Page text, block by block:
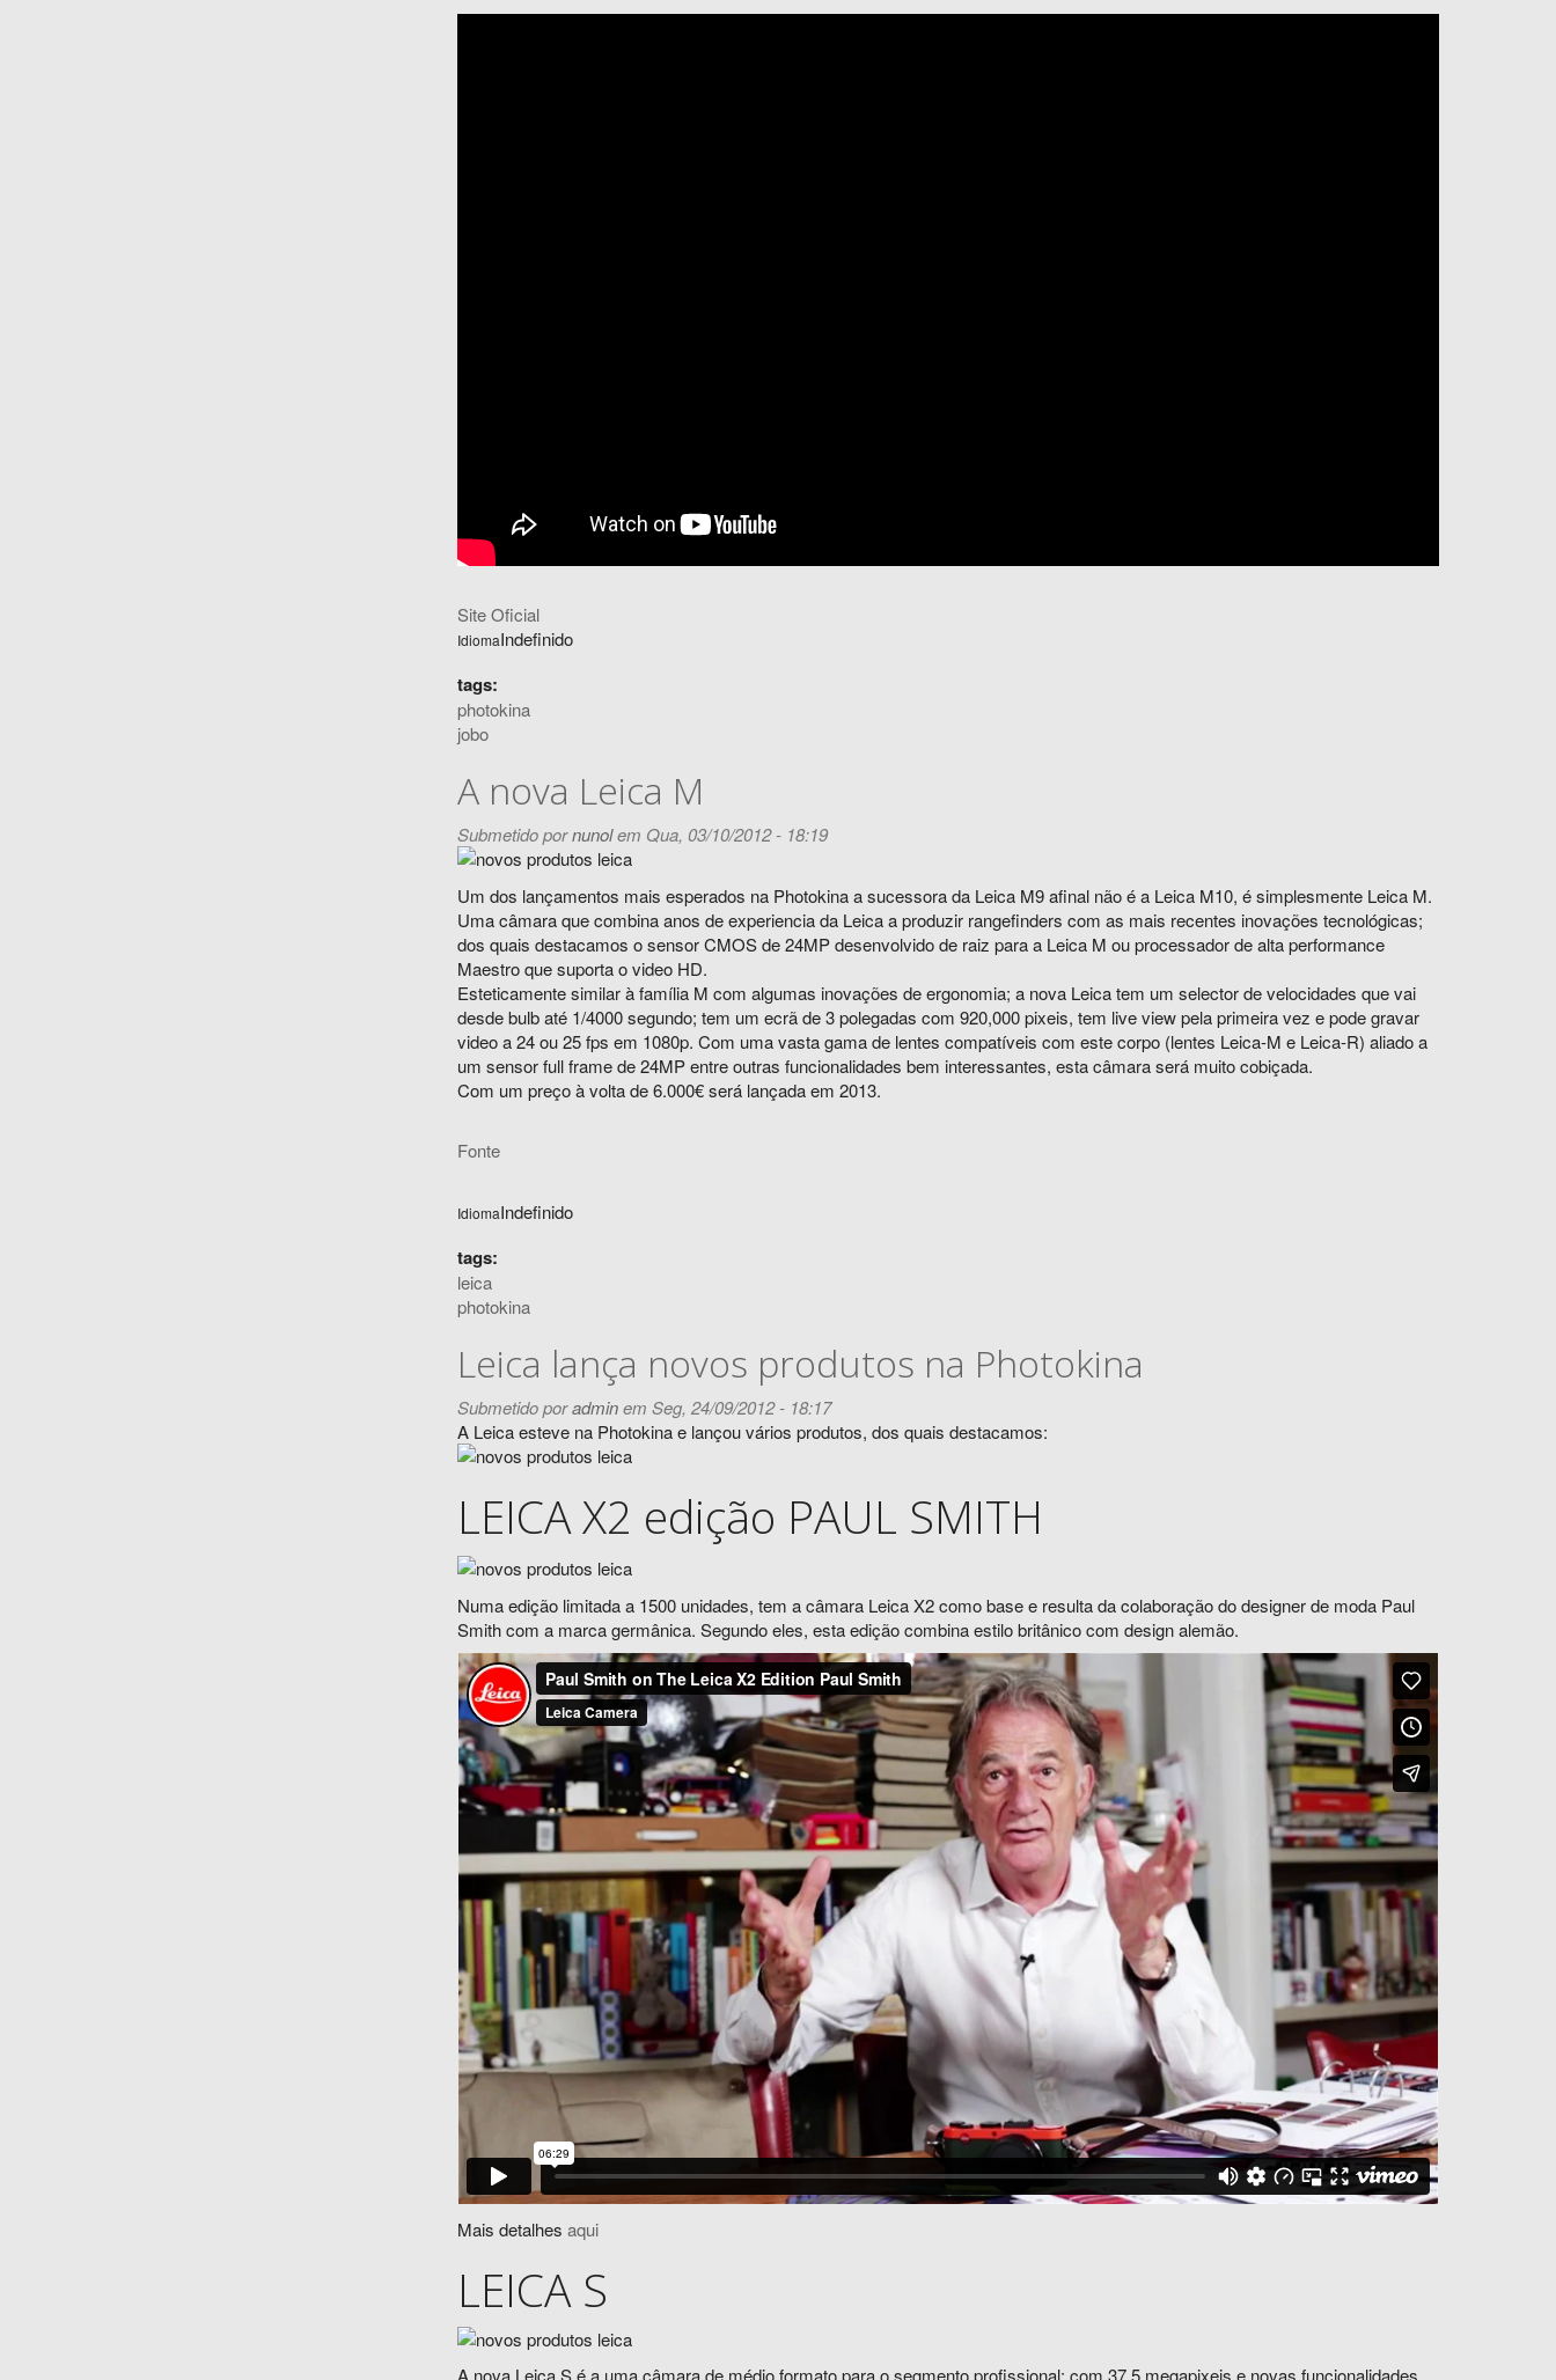
Site Oficial
IdiomaIndefinido
tags:
photokina
jobo
A nova Leica M
Submetido pornunolem Qua, 03/10/2012 - 18:19
Um dos lançamentos mais esperados na Photokina a sucessora da Leica M9 afinal não é a Leica M10, é simplesmente Leica M.
Uma câmara que combina anos de experiencia da Leica a produzir rangefinders com as mais recentes inovações tecnológicas;
dos quais destacamos o sensor CMOS de 24MP desenvolvido de raiz para a Leica M ou processador de alta performance
Maestro que suporta o video HD.
Esteticamente similar à família M com algumas inovações de ergonomia; a nova Leica tem um selector de velocidades que vai
desde bulb até 1/4000 segundo; tem um ecrã de 3 polegadas com 920,000 pixeis, tem live view pela primeira vez e pode gravar
video a 24 ou 25 fps em 1080p. Com uma vasta gama de lentes compatíveis com este corpo (lentes Leica-M e Leica-R) aliado a
um sensor full frame de 24MP entre outras funcionalidades bem interessantes, esta câmara será muito cobiçada.
Com um preço à volta de 6.000€ será lançada em 2013.
Fonte
IdiomaIndefinido
tags:
leica
photokina
Leica lança novos produtos na Photokina
Submetido poradminem Seg, 24/09/2012 - 18:17
A Leica esteve na Photokina e lançou vários produtos, dos quais destacamos:
LEICA X2 edição PAUL SMITH
Numa edição limitada a 1500 unidades, tem a câmara Leica X2 como base e resulta da colaboração do designer de moda Paul
Smith com a marca germânica. Segundo eles, esta edição combina estilo britânico com design alemão.
Mais detalhes aqui
LEICA S
A nova Leica S é a uma câmara de médio formato para o segmento profissional; com 37.5 megapixeis e novas funcionalidades